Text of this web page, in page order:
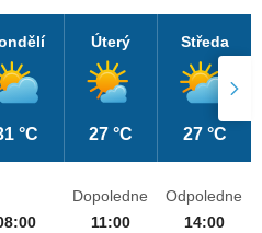
°C
Úterý
27 °C
Středa
27 °C
Dopoledne
11:00
Odpoledne
14:00